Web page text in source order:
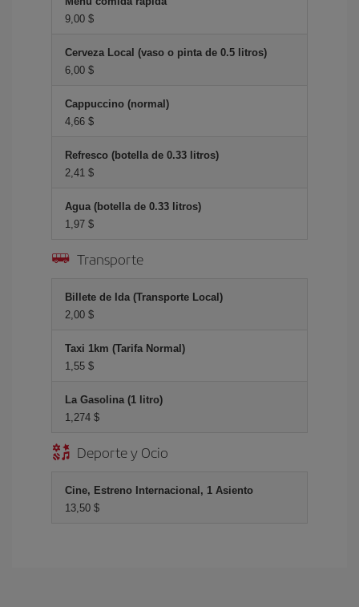
9,00 $
Cerveza Local (vaso o pinta de 0.5 litros)
6,00 $
Cappuccino (normal)
4,66 $
Refresco (botella de 0.33 litros)
2,41 $
Agua (botella de 0.33 litros)
1,97 $
Transporte
Billete de Ida (Transporte Local)
2,00 $
Taxi 1km (Tarifa Normal)
1,55 $
La Gasolina (1 litro)
1,274 $
Deporte y Ocio
Cine, Estreno Internacional, 1 Asiento
13,50 $